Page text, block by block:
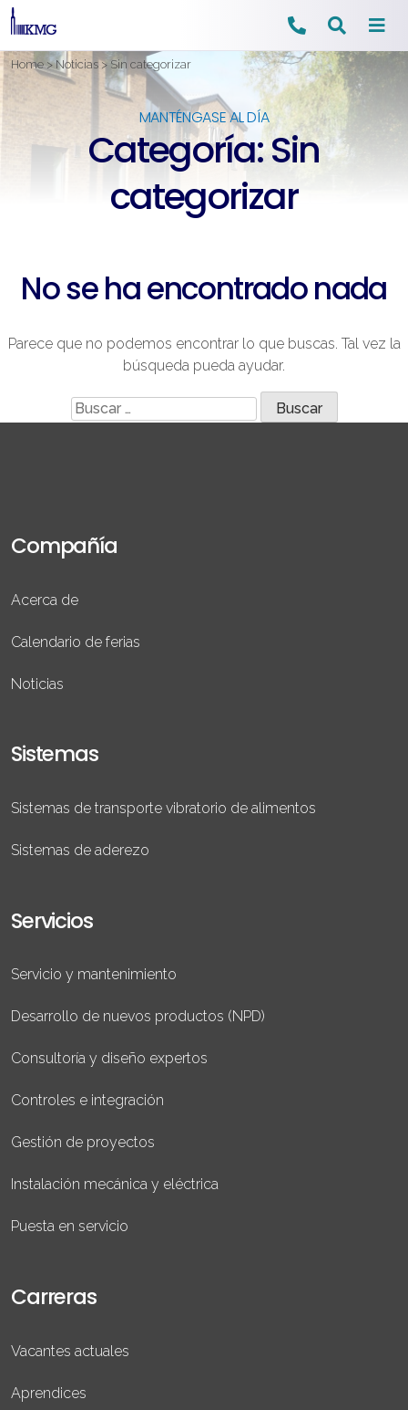
Ir
al
Home>Noticias> Sin categorizar
MANTÉNGASE AL DÍA
Categoría:Sin
categorizar
No se ha encontrado nada
Parece que no podemos encontrar lo que buscas. Tal vez la
búsqueda pueda ayudar.
Buscar:
Compañía
Acerca de
Calendario de ferias
Noticias
Sistemas
Sistemas de transporte vibratorio de alimentos
Sistemas de aderezo
Servicios
Servicio y mantenimiento
Desarrollo de nuevos productos (NPD)
Consultoría y diseño expertos
Controles e integración
Gestión de proyectos
Instalación mecánica y eléctrica
Puesta en servicio
Carreras
Vacantes actuales
Aprendices